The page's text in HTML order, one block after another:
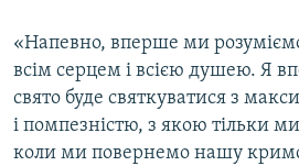
«Напевно, вперше ми
всім серцем і всією душею. Я
свято буде святкуватися з
і помпезністю, з якою тільки
коли ми повернемо нашу